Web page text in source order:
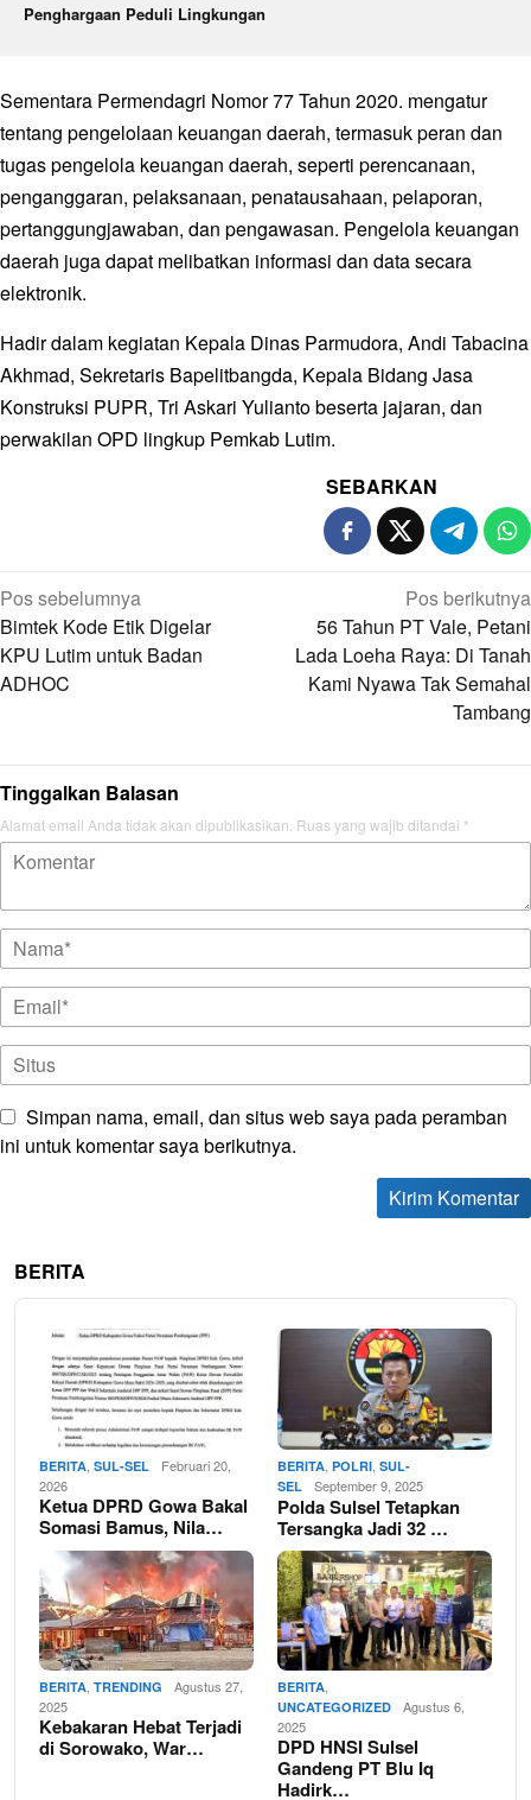
Penghargaan Peduli Lingkungan
Sementara Permendagri Nomor 77 Tahun 2020. mengatur
tentang pengelolaan keuangan daerah, termasuk peran dan
tugas pengelola keuangan daerah, seperti perencanaan,
penganggaran, pelaksanaan, penatausahaan, pelaporan,
pertanggungjawaban, dan pengawasan. Pengelola keuangan
daerah juga dapat melibatkan informasi dan data secara
elektronik.
Hadir dalam kegiatan Kepala Dinas Parmudora, Andi Tabacina
Akhmad, Sekretaris Bapelitbangda, Kepala Bidang Jasa
Konstruksi PUPR, Tri Askari Yulianto beserta jajaran, dan
perwakilan OPD lingkup Pemkab Lutim.
SEBARKAN
Navigasi
pos
Pos sebelumnya
Bimtek Kode Etik Digelar
KPU Lutim untuk Badan
ADHOC
Pos berikutnya
56 Tahun PT Vale, Petani
Lada Loeha Raya: Di Tanah
Kami Nyawa Tak Semahal
Tambang
Tinggalkan Balasan
Alamat email Anda tidak akan dipublikasikan. Ruas yang wajib ditandai *
Simpan nama, email, dan situs web saya pada peramban
ini untuk komentar saya berikutnya.
BERITA
BERITA SUL-SEL
Februari 20,
2026
Ketua DPRD Gowa Bakal
Somasi Bamus, Nila…
BERITA POLRI SUL-
SEL
September 9, 2025
Polda Sulsel Tetapkan
Tersangka Jadi 32 …
BERITA TRENDING
Agustus 27,
2025
Kebakaran Hebat Terjadi
di Sorowako, War…
BERITA
UNCATEGORIZED
Agustus 6,
2025
DPD HNSI Sulsel
Gandeng PT Blu Iq
Hadirk…